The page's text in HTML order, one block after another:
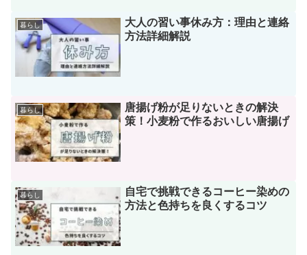
暮らし
大人の習い事休み方：理由と連絡
方法詳細解説
暮らし
唐揚げ粉が足りないときの解決
策！小麦粉で作るおいしい唐揚げ
暮らし
自宅で挑戦できるコーヒー染めの
方法と色持ちを良くするコツ